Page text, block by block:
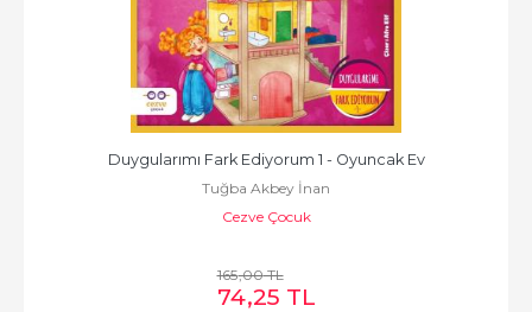
Duygularımı Fark Ediyorum 1 - Oyuncak Ev
Tuğba Akbey İnan
Cezve Çocuk
165,00TL
74,25 TL